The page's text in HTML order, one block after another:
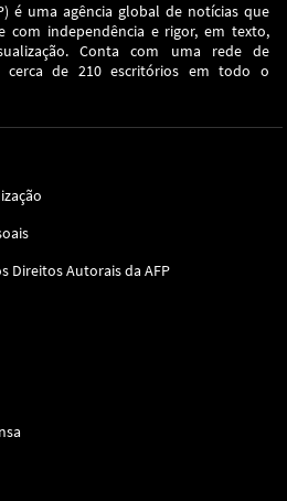
é uma agência global de notícias que
com independência e rigor, em texto,
Conta com uma rede de
cerca de 210 escritórios em todo o
Direitos Autorais da AFP